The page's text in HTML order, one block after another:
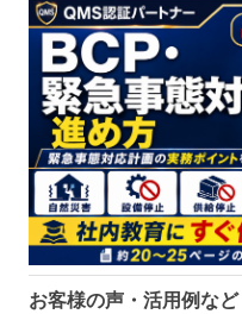
お客様の声・活用例など